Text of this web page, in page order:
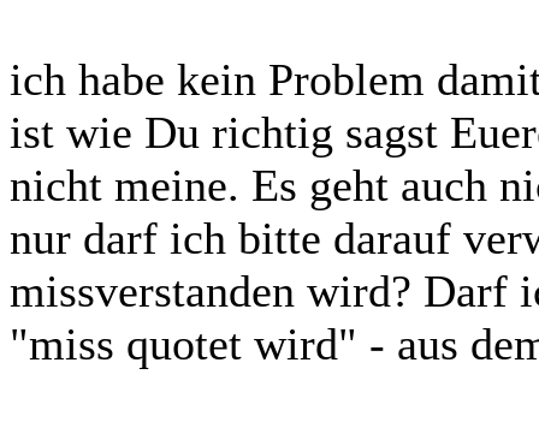
ich habe kein Problem
ist wie Du richtig sagst
nicht meine. Es geht auch
nur darf ich bitte darauf
missverstanden wird? Darf
"miss quotet wird" - aus